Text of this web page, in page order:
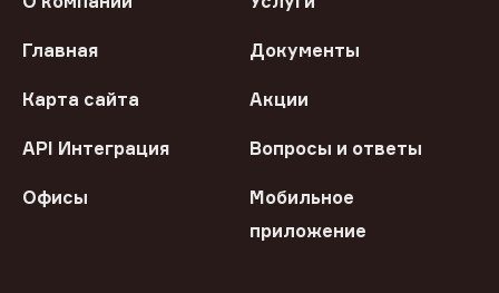
Главная Документы
Карта сайта Акции
API Интеграция Вопросы и ответы
Офисы
Мобильное
приложение